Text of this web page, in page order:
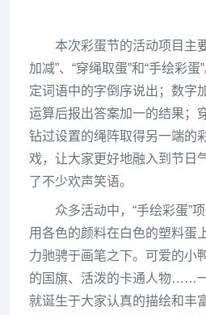
本次彩蛋节的活动项目主
加减”、“穿绳取蛋”和“手绘彩
定词语中的字倒序说出；数字
运算后报出答案加一的结果；
钻过设置的绳阵取得另一端的
戏，让大家更好地融入到节日
了不少欢声笑语。
众多活动中，“手绘彩蛋”
用各色的颜料在白色的塑料蛋
力驰骋于画笔之下。可爱的小
的国旗、活泼的卡通人物……
就诞生于大家认真的描绘和丰